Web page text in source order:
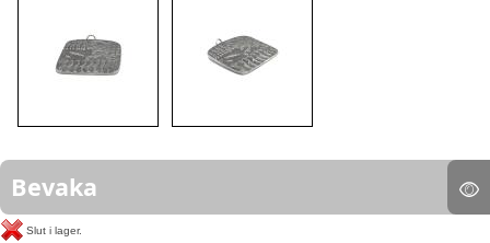
Bevaka
Slut i lager.